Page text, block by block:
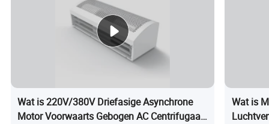
Wat is 220V/380V Driefasige Asynchrone
Motor Voorwaarts Gebogen AC Centrifugaal
Wat is